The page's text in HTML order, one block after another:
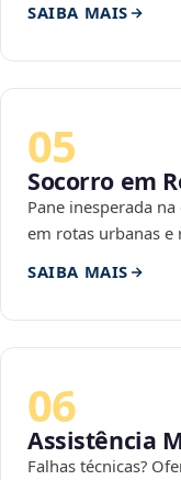
SAIBA MAIS
05
Socorro em
Pane inesperada
em rotas urbanas e
SAIBA MAIS
06
Assistência
Falhas técnicas?